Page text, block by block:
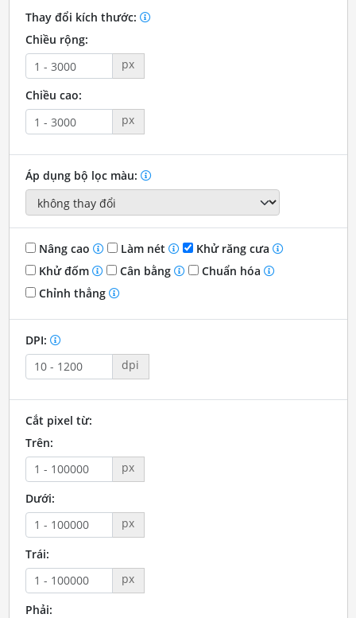
Thay đổi kích thước:
Chiều rộng:
px
Chiều cao:
px
Áp dụng bộ lọc màu:
Nâng cao Làm nét
Khử răng cưa
Khử đốm
Cân bằng
Chuẩn hóa
Chỉnh thẳng
DPI:
dpi
Cắt pixel từ:
Trên:
px
Dưới:
px
Trái:
px
Phải: